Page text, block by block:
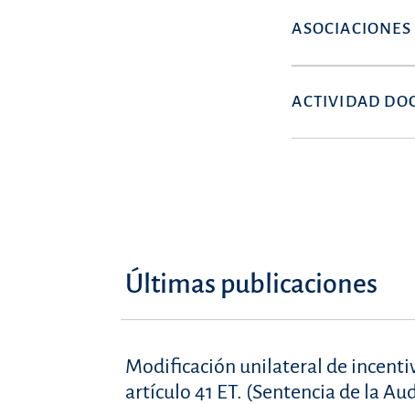
ASOCIACIONES
ACTIVIDAD
Últimas publicaciones
Modificación unilateral de
artículo 41 ET. (Sentencia de la